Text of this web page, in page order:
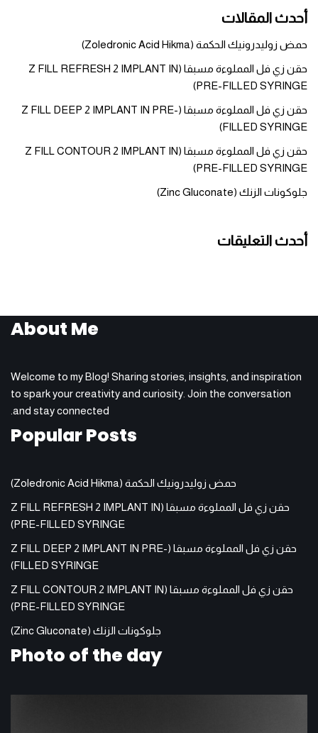
أحدث المقالات
حمض زوليدرونيك الحكمة (Zoledronic Acid Hikma)
حقن زي فل المملوءة مسبقا (Z FILL REFRESH 2 IMPLANT IN
PRE-FILLED SYRINGE)
حقن زي فل المملوءة مسبقا (Z FILL DEEP 2 IMPLANT IN PRE-
FILLED SYRINGE)
حقن زي فل المملوءة مسبقا (Z FILL CONTOUR 2 IMPLANT IN
PRE-FILLED SYRINGE)
جلوكونات الزنك (Zinc Gluconate)
أحدث التعليقات
About Me
Welcome to my Blog! Sharing stories, insights, and inspiration
to spark your creativity and curiosity. Join the conversation
and stay connected.
Popular Posts
حمض زوليدرونيك الحكمة (Zoledronic Acid Hikma)
حقن زي فل المملوءة مسبقا (Z FILL REFRESH 2 IMPLANT IN
PRE-FILLED SYRINGE)
حقن زي فل المملوءة مسبقا (Z FILL DEEP 2 IMPLANT IN PRE-
FILLED SYRINGE)
حقن زي فل المملوءة مسبقا (Z FILL CONTOUR 2 IMPLANT IN
PRE-FILLED SYRINGE)
جلوكونات الزنك (Zinc Gluconate)
Photo of the day